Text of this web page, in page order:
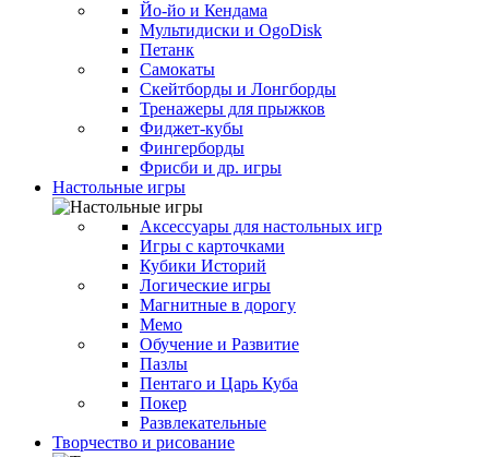
Йо-йо и Кендама
Мультидиски и OgoDisk
Петанк
Самокаты
Скейтборды и Лонгборды
Тренажеры для прыжков
Фиджет-кубы
Фингерборды
Фрисби и др. игры
Настольные игры
Аксессуары для настольных игр
Игры с карточками
Кубики Историй
Логические игры
Магнитные в дорогу
Мемо
Обучение и Развитие
Пазлы
Пентаго и Царь Куба
Покер
Развлекательные
Творчество и рисование